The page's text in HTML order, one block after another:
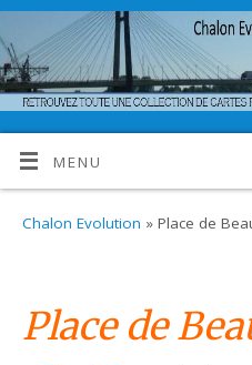
MENU
Chalon Evolution » Place de
Place de